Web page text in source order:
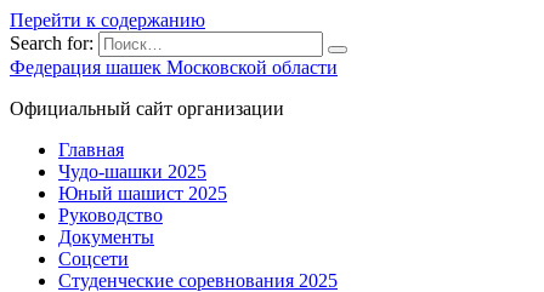
Перейти к содержанию
Search for:
Федерация шашек Московской области
Официальный сайт организации
Главная
Чудо-шашки 2025
Юный шашист 2025
Руководство
Документы
Соцсети
Студенческие соревнования 2025